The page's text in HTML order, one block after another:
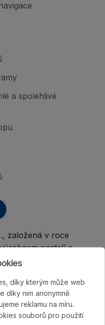
a spolehlivé
založená v roce
postelí a
díky kterým může web
díky nim anonymně
reklamu na míru.
souborů pro použití